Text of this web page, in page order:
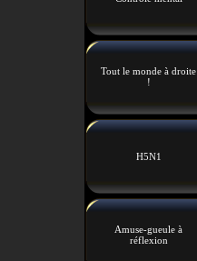
Tout le monde à droite
!
H5N1
Amuse-gueule à
réflexion